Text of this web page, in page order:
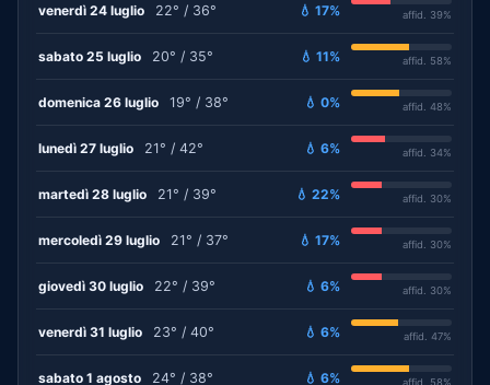
venerdì 24 luglio 22° / 36° 💧 17% affid. 39%
sabato 25 luglio 20° / 35° 💧 11% affid. 58%
domenica 26 luglio 19° / 38° 💧 0% affid. 48%
lunedì 27 luglio 21° / 42° 💧 6% affid. 34%
martedì 28 luglio 21° / 39° 💧 22% affid. 30%
mercoledì 29 luglio 21° / 37° 💧 17% affid. 30%
giovedì 30 luglio 22° / 39° 💧 6% affid. 30%
venerdì 31 luglio 23° / 40° 💧 6% affid. 47%
sabato 1 agosto 24° / 38° 💧 6% affid. 58%